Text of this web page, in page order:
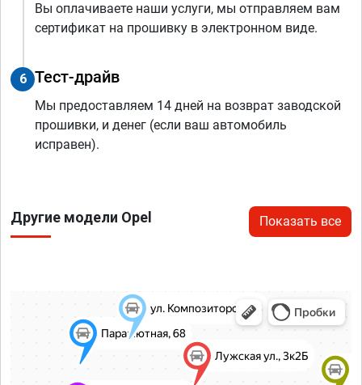
Вы оплачиваете наши услуги, мы отправляем вам
сертификат на прошивку в электронном виде.
6 Тест-драйв
Мы предоставляем 14 дней на возврат заводской
прошивки, и денег (если ваш автомобиль
исправен).
Другие модели Opel Показать все